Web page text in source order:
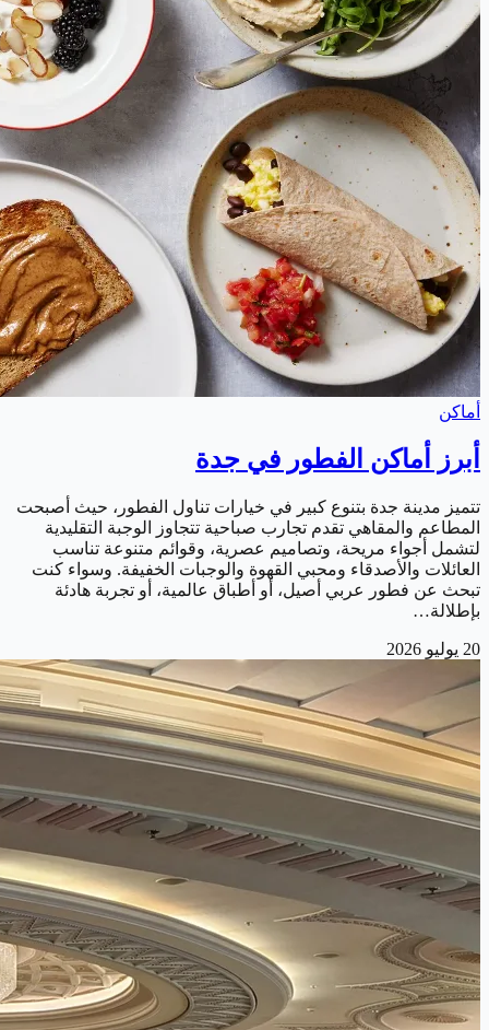
أماكن
أبرز أماكن الفطور في جدة
تتميز مدينة جدة بتنوع كبير في خيارات تناول الفطور، حيث أصبحت
المطاعم والمقاهي تقدم تجارب صباحية تتجاوز الوجبة التقليدية
لتشمل أجواء مريحة، وتصاميم عصرية، وقوائم متنوعة تناسب
العائلات والأصدقاء ومحبي القهوة والوجبات الخفيفة. وسواء كنت
تبحث عن فطور عربي أصيل، أو أطباق عالمية، أو تجربة هادئة
بإطلالة…
20 يوليو 2026